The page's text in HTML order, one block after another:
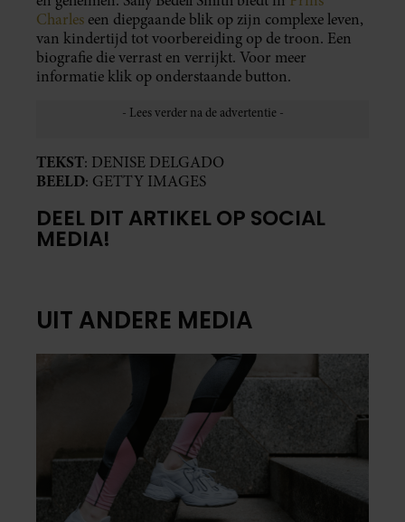
Charles een diepgaande blik op zijn complexe leven,
van kindertijd tot voorbereiding op de troon. Een
biografie die verrast en verrijkt. Voor meer
informatie klik op onderstaande button.
TEKST: DENISE DELGADO
BEELD: GETTY IMAGES
DEEL DIT ARTIKEL OP SOCIAL
MEDIA!
UIT ANDERE MEDIA